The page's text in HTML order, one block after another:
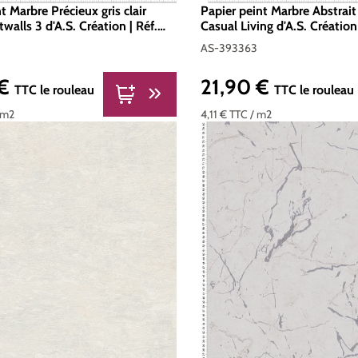
Marbre Précieux gris clair
3 d'A.S. Création | Réf.
:TTC le rouleau
Papier peint Marbre
Casual Living d'A.S.
393363
AS-393363
4,11 €TTC/ m2
Prix régulier :
21,90 €TTC le rouleau